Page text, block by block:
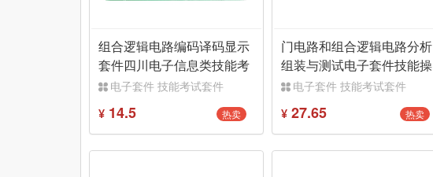
组合逻辑电路编码译码显示
套件四川电子信息类技能考
核TJ-56-395
电子套件 技能考试套件
¥ 14.5 热卖
门电路和组合逻辑电路分析
组装与测试电子套件技能操
作TJ-56-399
电子套件 技能考试套件
¥ 27.65 热卖